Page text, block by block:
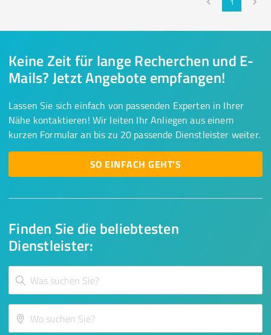
Finden Sie die beliebtesten
Dienstleister:
Keine Zeit für lange Recherchen und E-
Mails? Jetzt Angebote empfangen!
Lassen Sie sich einfach von passenden Experten in Ihrer
Nähe kontaktieren! Wir leiten Ihr Anliegen aus einem
kurzen Formular an bis zu 20 passende Dienstleister weiter.
SO EINFACH GEHT'S